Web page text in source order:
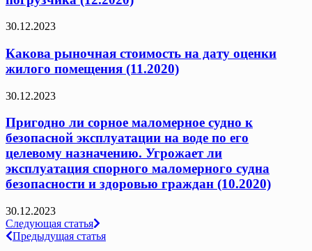
30.12.2023
Какова рыночная стоимость на дату оценки
жилого помещения (11.2020)
30.12.2023
Пригодно ли сорное маломерное судно к
безопасной эксплуатации на воде по его
целевому назначению. Угрожает ли
эксплуатация спорного маломерного судна
безопасности и здоровью граждан (10.2020)
30.12.2023
Навигация
по
Следующая статья
Предыдущая статья